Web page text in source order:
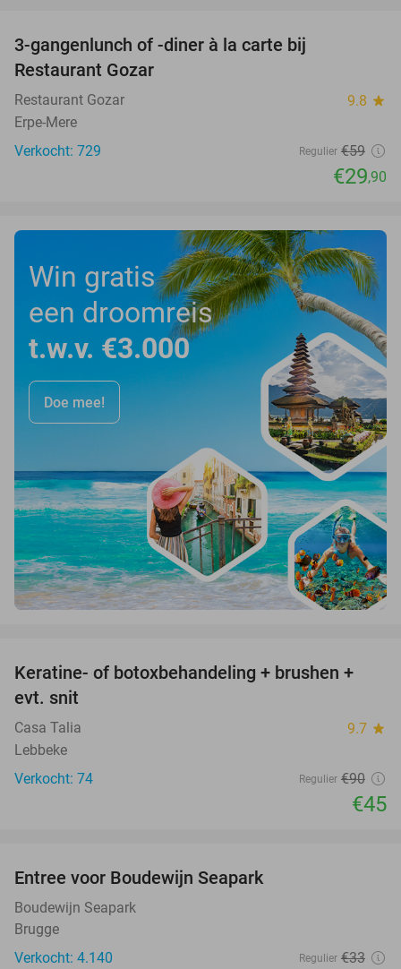
3-gangenlunch of -diner à la carte bij
Restaurant Gozar
Restaurant Gozar 9.8 star
Erpe-Mere
Verkocht: 729
Regulier €59
€29,90
Win gratis
een droomreis
t.w.v. €3.000
Doe mee!
50%
Keratine- of botoxbehandeling + brushen +
evt. snit
Casa Talia 9.7 star
Lebbeke
Verkocht: 74
Regulier €90
€45
Entree voor Boudewijn Seapark
Boudewijn Seapark
Brugge
Verkocht: 4.140
Regulier €33